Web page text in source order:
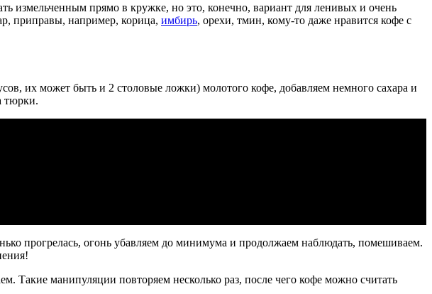
измельченным прямо в кружке, но это, конечно, вариант для ленивых и очень
приправы, например, корица, имбирь, орехи, тмин, кому-то даже нравится кофе с
их может быть и 2 столовые ложки) молотого кофе, добавляем немного сахара и
тюрки.
прогрелась, огонь убавляем до минимума и продолжаем наблюдать, помешиваем.
Такие манипуляции повторяем несколько раз, после чего кофе можно считать